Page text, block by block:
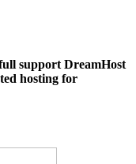
support DreamHost
hosting for